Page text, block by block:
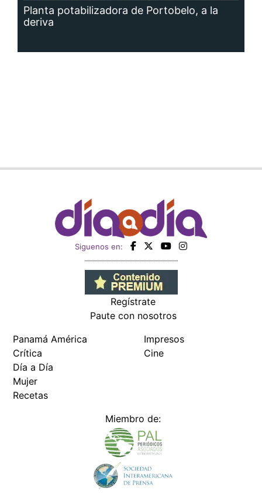
Planta potabilizadora de Portobelo, a la
deriva
Siguenos en:
Regístrate
Paute con nosotros
Panamá América
Crítica
Día a Día
Mujer
Recetas
Impresos
Cine
Miembro de: